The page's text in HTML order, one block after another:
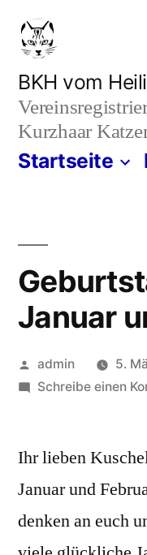
Inhalt
springen
BKH vom
Kurzhaar
Startseite
Januar
Veröffentlicht
von
admin
5.
Schreibe einen
Ihr lieben
Januar und
denken an euch